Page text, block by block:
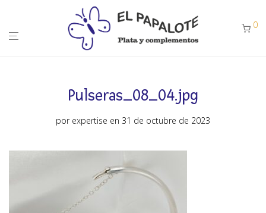
0
Pulseras_08_04.jpg
por expertise en 31 de octubre de 2023